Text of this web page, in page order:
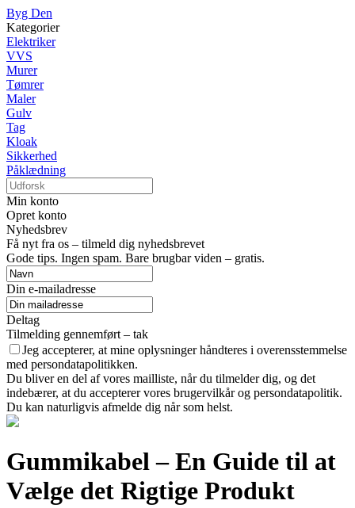
Byg Den
Kategorier
Elektriker
VVS
Murer
Tømrer
Maler
Gulv
Tag
Kloak
Sikkerhed
Påklædning
Min konto
Opret konto
Nyhedsbrev
Få nyt fra os – tilmeld dig nyhedsbrevet
Gode tips. Ingen spam. Bare brugbar viden – gratis.
Din e-mailadresse
Deltag
Tilmelding gennemført – tak
Jeg accepterer, at mine oplysninger håndteres i overensstemmelse
med persondatapolitikken.
Du bliver en del af vores mailliste, når du tilmelder dig, og det
indebærer, at du accepterer vores brugervilkår og persondatapolitik.
Du kan naturligvis afmelde dig når som helst.
Gummikabel – En Guide til at
Vælge det Rigtige Produkt